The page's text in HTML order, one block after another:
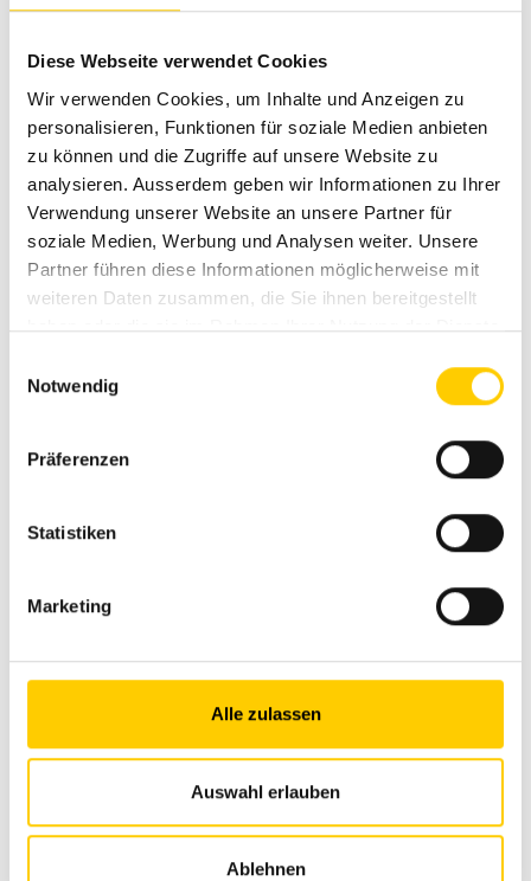
Diese Webseite verwendet Cookies
Wir verwenden Cookies, um Inhalte und Anzeigen zu
personalisieren, Funktionen für soziale Medien anbieten
zu können und die Zugriffe auf unsere Website zu
analysieren. Ausserdem geben wir Informationen zu Ihrer
Verwendung unserer Website an unsere Partner für
soziale Medien, Werbung und Analysen weiter. Unsere
Partner führen diese Informationen möglicherweise mit
weiteren Daten zusammen, die Sie ihnen bereitgestellt
haben oder die sie im Rahmen Ihrer Nutzung der Dienste
Notwendig
Präferenzen
Statistiken
Marketing
Alle zulassen
Auswahl erlauben
Ablehnen
Max diametro di foratura 2.500mm
Vai al prodotto
Perforatrici
Bauer BG 33 H
98'300 kg
403 kW ( 433 kW Power
Max diametro di foratura 2.500 mm